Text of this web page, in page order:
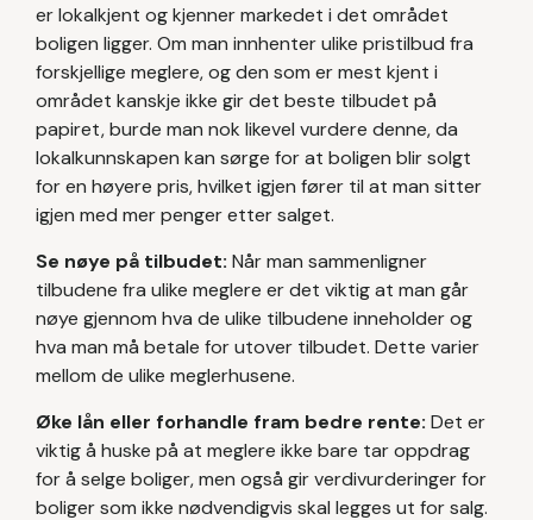
er lokalkjent og kjenner markedet i det området
boligen ligger. Om man innhenter ulike pristilbud fra
forskjellige meglere, og den som er mest kjent i
området kanskje ikke gir det beste tilbudet på
papiret, burde man nok likevel vurdere denne, da
lokalkunnskapen kan sørge for at boligen blir solgt
for en høyere pris, hvilket igjen fører til at man sitter
igjen med mer penger etter salget.
Se nøye på tilbudet: Når man sammenligner
tilbudene fra ulike meglere er det viktig at man går
nøye gjennom hva de ulike tilbudene inneholder og
hva man må betale for utover tilbudet. Dette varier
mellom de ulike meglerhusene.
Øke lån eller forhandle fram bedre rente: Det er
viktig å huske på at meglere ikke bare tar oppdrag
for å selge boliger, men også gir verdivurderinger for
boliger som ikke nødvendigvis skal legges ut for salg.